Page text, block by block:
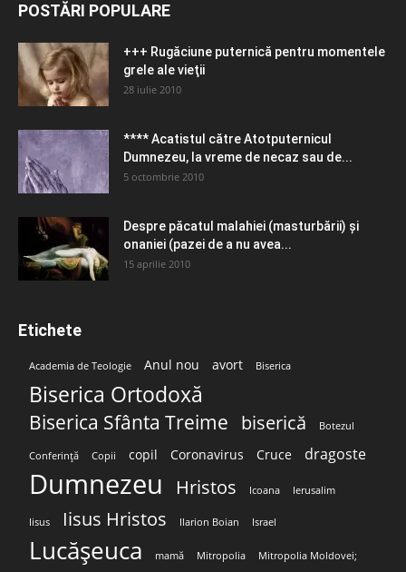
POSTĂRI POPULARE
+++ Rugăciune puternică pentru momentele
grele ale vieţii
28 iulie 2010
**** Acatistul către Atotputernicul
Dumnezeu, la vreme de necaz sau de...
5 octombrie 2010
Despre păcatul malahiei (masturbării) şi
onaniei (pazei de a nu avea...
15 aprilie 2010
Etichete
Academia de Teologie Anul nou avort Biserica
Biserica Ortodoxă
Biserica Sfânta Treime biserică Botezul
Conferință Copii copil Coronavirus Cruce dragoste
Dumnezeu Hristos Icoana Ierusalim
Iisus Iisus Hristos Ilarion Boian Israel
Lucășeuca mamă Mitropolia Mitropolia Moldovei;